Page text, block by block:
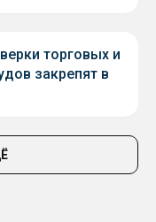
торговых и
закрепят в